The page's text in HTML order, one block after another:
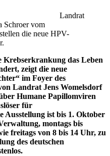
Landrat
Schroer vom
die neue HPV-
Krebserkrankung das Leben
zeigt die neue
im Foyer des
Landrat Jens Womelsdorf
Humane Papillomviren
für
Ausstellung ist bis 1. Oktober
montags bis
freitags von 8 bis 14 Uhr, zu
des deutschen